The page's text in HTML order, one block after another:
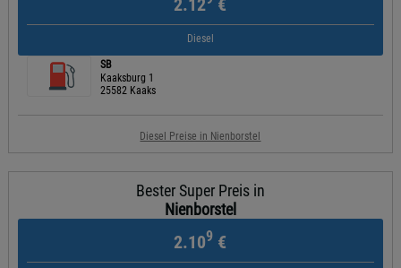
2.12 €
Diesel
SB
Kaaksburg 1
25582 Kaaks
Diesel Preise in Nienborstel
Bester Super Preis in
Nienborstel
2.109 €